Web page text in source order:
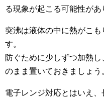
る現象が起こる可能性があ
突沸は液体の中に熱がこ
す。
防ぐために少しずつ加熱
のまま置いておきましょう
電子レンジ対応とはいえ